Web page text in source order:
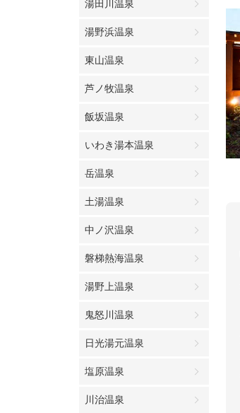
湯田川温泉
湯野浜温泉
東山温泉
芦ノ牧温泉
飯坂温泉
いわき湯本温泉
岳温泉
土湯温泉
中ノ沢温泉
磐梯熱海温泉
湯野上温泉
鬼怒川温泉
日光湯元温泉
塩原温泉
川治温泉